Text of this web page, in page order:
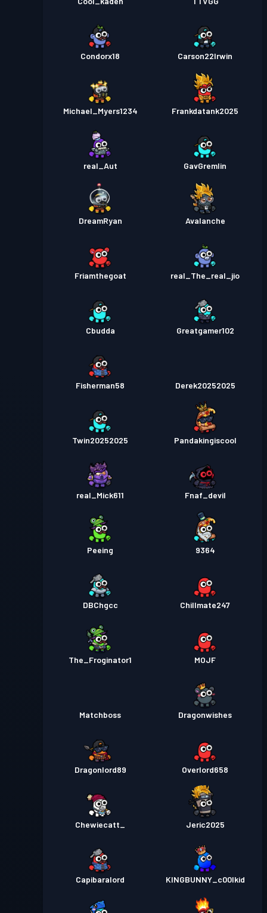
Condorx18 Carson22Irwin
Michael_Myers1234 Frankdatank2025
real_Aut GavGremlin
DreamRyan Avalanche
Friamthegoat real_The_real_jio
Cbudda Greatgamer102
Fisherman58 Derek20252025
Twin20252025 Pandakingiscool
real_Mick611 Fnaf_devil
Peeing 9364
DBChgcc Chillmate247
The_Froginator1 MOJF
Matchboss Dragonwishes
Dragonlord89 Overlord658
Chewiecatt_ Jeric2025
Capibaralord KINGBUNNY_c00lkid